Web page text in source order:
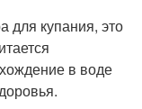
для купания, это
в воде